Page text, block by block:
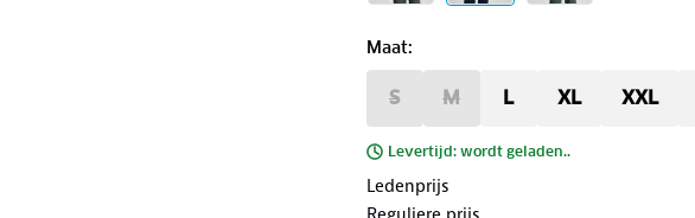
Maat:
S M L XL XXL
Levertijd: wordt geladen..
Ledenprijs